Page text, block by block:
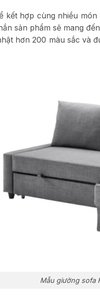
kết hợp cùng nhiều
sản phẩm sẽ mang
hơn 200 màu sắc và
Mẫu giường sofa